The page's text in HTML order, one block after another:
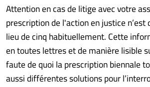
Attention en cas de litige avec votre
prescription de l'action en justice n’est
lieu de cinq habituellement. Cette
en toutes lettres et de manière lisible
faute de quoi la prescription biennale
aussi différentes solutions pour